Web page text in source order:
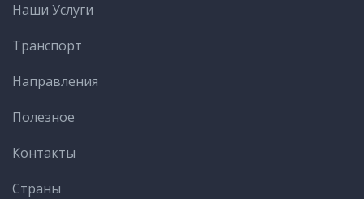
Наши Услуги
Транспорт
Направления
Полезное
Контакты
Cтраны